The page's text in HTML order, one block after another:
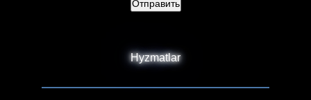
Отправить
Hyzmatlar